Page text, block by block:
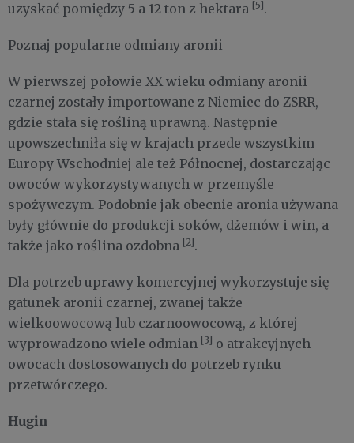
uzyskać pomiędzy 5 a 12 ton z hektara [5] .
Poznaj popularne odmiany aronii
W pierwszej połowie XX wieku odmiany aronii
czarnej zostały importowane z Niemiec do ZSRR,
gdzie stała się rośliną uprawną. Następnie
upowszechniła się w krajach przede wszystkim
Europy Wschodniej ale też Północnej, dostarczając
owoców wykorzystywanych w przemyśle
spożywczym. Podobnie jak obecnie aronia używana
były głównie do produkcji soków, dżemów i win, a
także jako roślina ozdobna [2] .
Dla potrzeb uprawy komercyjnej wykorzystuje się
gatunek aronii czarnej, zwanej także
wielkoowocową lub czarnoowocową, z której
wyprowadzono wiele odmian [3] o atrakcyjnych
owocach dostosowanych do potrzeb rynku
przetwórczego.
Hugin